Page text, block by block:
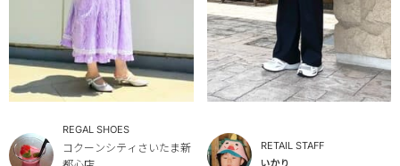
REGAL SHOES
コクーンシティさいたま新
RETAIL STAFF